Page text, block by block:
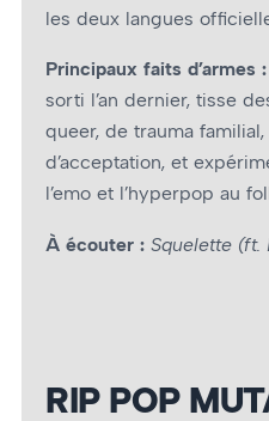
les deux langues
Principaux faits d’armes :
sorti l’an dernier, tisse
queer, de trauma
d’acceptation, et
l’emo et l’hyperpop au
À écouter : Squelette (ft.
RIP POP